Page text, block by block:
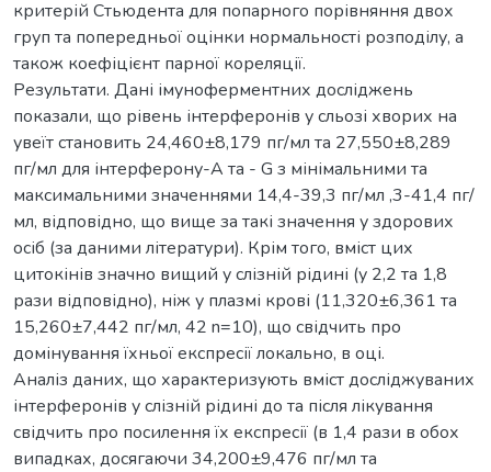
критерій Стьюдента для попарного порівняння двох
груп та попередньої оцінки нормальності розподілу, а
також коефіцієнт парної кореляції.
Результати. Дані імуноферментних досліджень
показали, що рівень інтерферонів у сльозі хворих на
увеїт становить 24,460±8,179 пг/мл та 27,550±8,289
пг/мл для інтерферону-А та - G з мінімальними та
максимальними значеннями 14,4-39,3 пг/мл ,3-41,4 пг/
мл, відповідно, що вище за такі значення у здорових
осіб (за даними літератури). Крім того, вміст цих
цитокінів значно вищий у слізній рідині (у 2,2 та 1,8
рази відповідно), ніж у плазмі крові (11,320±6,361 та
15,260±7,442 пг/мл, 42 n=10), що свідчить про
домінування їхньої експресії локально, в оці.
Аналіз даних, що характеризують вміст досліджуваних
інтерферонів у слізній рідині до та після лікування
свідчить про посилення їх експресії (в 1,4 рази в обох
випадках, досягаючи 34,200±9,476 пг/мл та